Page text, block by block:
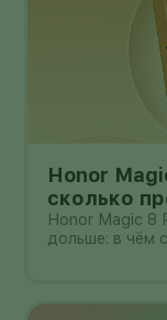
Honor
сколько
корпусе
Honor Magic 8
дольше: в чём